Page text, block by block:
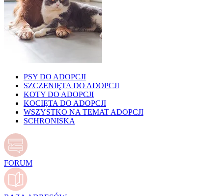
PSY DO ADOPCJI
SZCZENIĘTA DO ADOPCJI
KOTY DO ADOPCJI
KOCIĘTA DO ADOPCJI
WSZYSTKO NA TEMAT ADOPCJI
SCHRONISKA
FORUM